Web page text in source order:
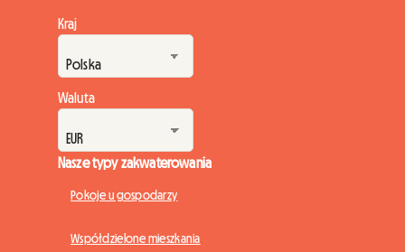
Kraj
Waluta
Nasze typy zakwaterowania
Pokoje u gospodarzy
Współdzielone mieszkania